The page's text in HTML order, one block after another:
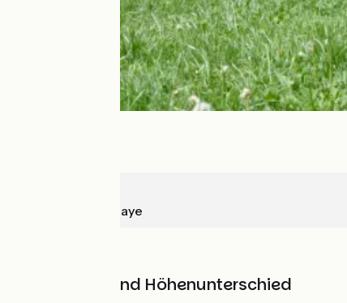
Le Lauzet-Ubaye
Steigungen und Höhenunterschied